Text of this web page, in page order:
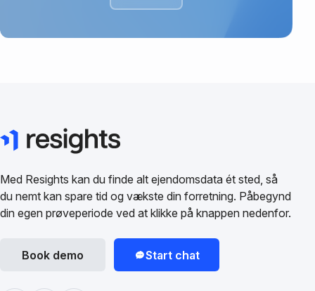
Med Resights kan du finde alt ejendomsdata ét sted, så
du nemt kan spare tid og vækste din forretning. Påbegynd
din egen prøveperiode ved at klikke på knappen nedenfor.
Book demo Start chat